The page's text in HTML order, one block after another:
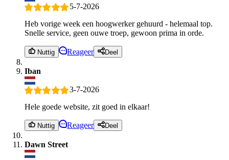
5-7-2026
Heb vorige week een hoogwerker gehuurd - helemaal top.
Snelle service, geen ouwe troep, gewoon prima in orde.
Nuttig Reageer Deel
Iban
3-7-2026
Hele goede website, zit goed in elkaar!
Nuttig Reageer Deel
Dawn Street